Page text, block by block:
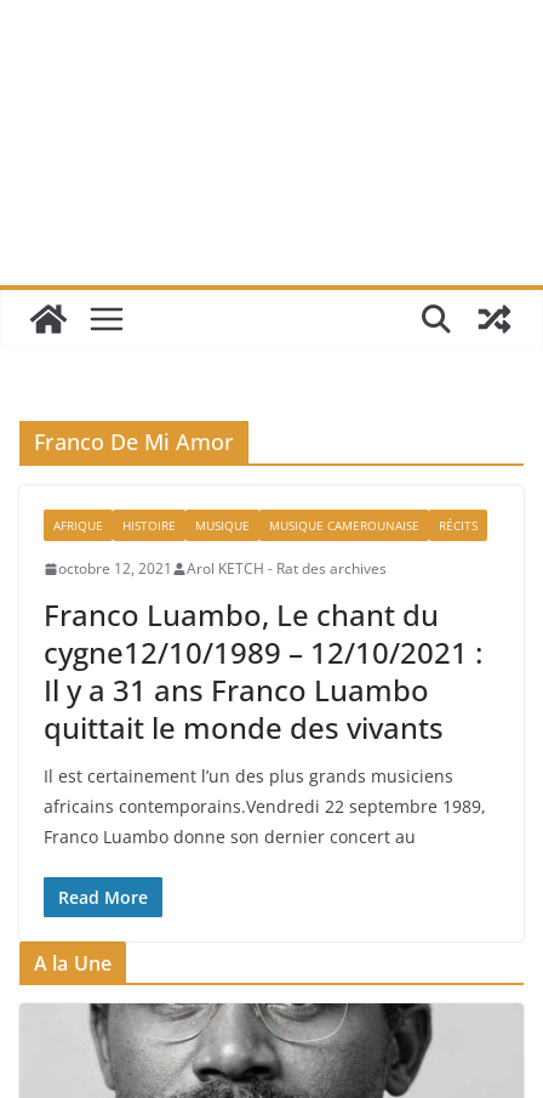
Franco De Mi Amor
AFRIQUE HISTOIRE MUSIQUE MUSIQUE CAMEROUNAISE RÉCITS
octobre 12, 2021 Arol KETCH - Rat des archives
Franco Luambo, Le chant du
cygne12/10/1989 – 12/10/2021 :
Il y a 31 ans Franco Luambo
quittait le monde des vivants
Il est certainement l’un des plus grands musiciens
africains contemporains.Vendredi 22 septembre 1989,
Franco Luambo donne son dernier concert au
Read More
A la Une